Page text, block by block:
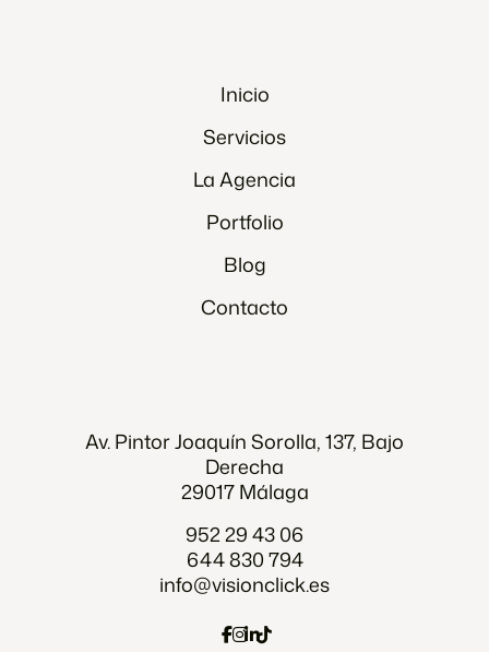
Inicio
Servicios
La Agencia
Portfolio
Blog
Contacto
Av. Pintor Joaquín Sorolla, 137, Bajo
Derecha
29017 Málaga
952 29 43 06
644 830 794
info@visionclick.es